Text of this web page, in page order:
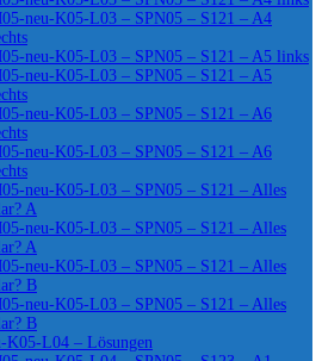
neu-K05-L03 – SPN05 – S121 – A4
neu-K05-L03 – SPN05 – S121 – A5 links
neu-K05-L03 – SPN05 – S121 – A5
neu-K05-L03 – SPN05 – S121 – A6
neu-K05-L03 – SPN05 – S121 – A6
neu-K05-L03 – SPN05 – S121 – Alles
A
neu-K05-L03 – SPN05 – S121 – Alles
A
neu-K05-L03 – SPN05 – S121 – Alles
B
neu-K05-L03 – SPN05 – S121 – Alles
B
K05-L04 – Lösungen